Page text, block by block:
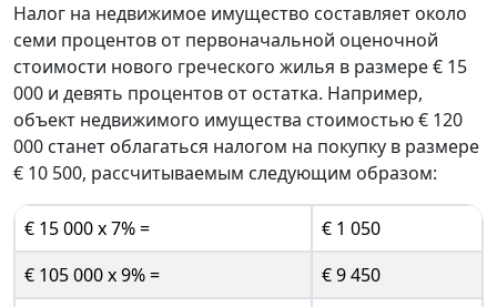
Налог на недвижимое имущество составляет около
семи процентов от первоначальной оценочной
стоимости нового греческого жилья в размере € 15
000 и девять процентов от остатка. Например,
объект недвижимого имущества стоимостью € 120
000 станет облагаться налогом на покупку в размере
€ 10 500, рассчитываемым следующим образом:
€ 15 000 x 7% =
€ 1 050
€ 105 000 x 9% =
€ 9 450